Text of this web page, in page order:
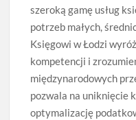
szeroką gamę usług
potrzeb małych,
Księgowi w Łodzi
kompetencji i
międzynarodowych
pozwala na uniknięcie
optymalizację